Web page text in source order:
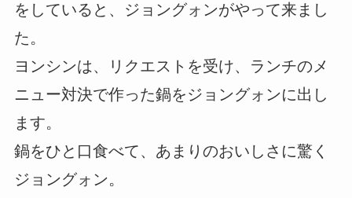
をしていると、ジョングォンがやって来まし
た。
ヨンシンは、リクエストを受け、ランチのメ
ニュー対決で作った鍋をジョングォンに出し
ます。
鍋をひと口食べて、あまりのおいしさに驚く
ジョングォン。